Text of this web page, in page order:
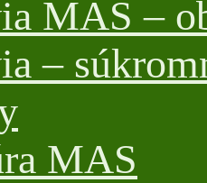
MAS –
–
MAS